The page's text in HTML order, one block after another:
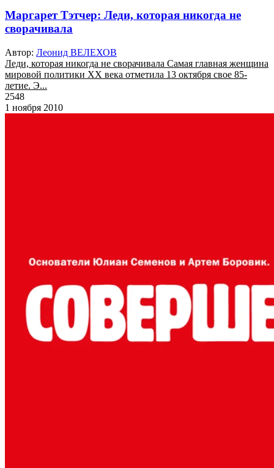
Маргарет Тэтчер: Леди, которая никогда не
сворачивала
Автор: Леонид ВЕЛЕХОВ
Леди, которая никогда не сворачивала Самая главная женщина
мировой политики ХХ века отметила 13 октября свое 85-
летие. Э...
2548
1 ноября 2010